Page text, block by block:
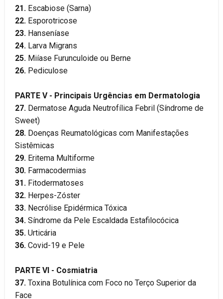
21. Escabiose (Sarna)
22. Esporotricose
23. Hanseníase
24. Larva Migrans
25. Miíase Furunculoide ou Berne
26. Pediculose
PARTE V - Principais Urgências em Dermatologia
27. Dermatose Aguda Neutrofílica Febril (Síndrome de
Sweet)
28. Doenças Reumatológicas com Manifestações
Sistêmicas
29. Eritema Multiforme
30. Farmacodermias
31. Fitodermatoses
32. Herpes-Zóster
33. Necrólise Epidérmica Tóxica
34. Síndrome da Pele Escaldada Estafilocócica
35. Urticária
36. Covid-19 e Pele
PARTE VI - Cosmiatria
37. Toxina Botulínica com Foco no Terço Superior da
Face